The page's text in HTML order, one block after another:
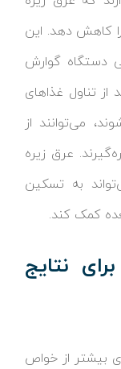
کاهش دهد. این
دستگاه گوارش
از تناول غذاهای
می‌توانند از
عرق زیره
به تسکین
کمک کند.
نتایج
بیشتر از خواص